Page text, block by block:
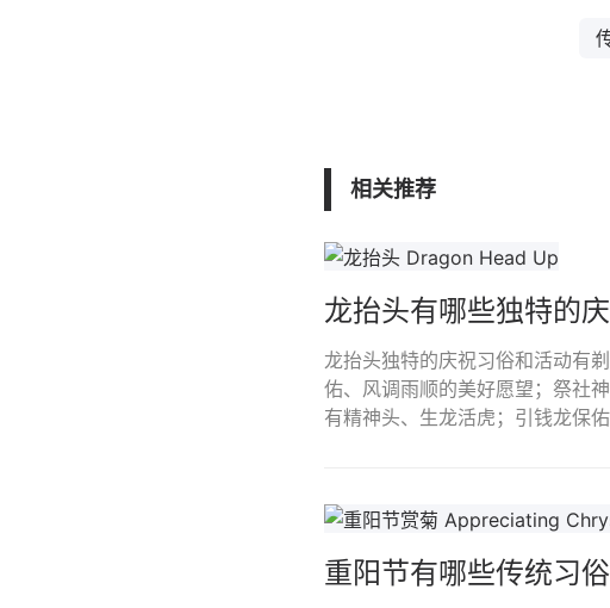
相关推荐
龙抬头有哪些独特的
龙抬头独特的庆祝习俗和活动有
佑、风调雨顺的美好愿望；祭社
有精神头、生龙活虎；引钱龙保佑
重阳节有哪些传统习俗